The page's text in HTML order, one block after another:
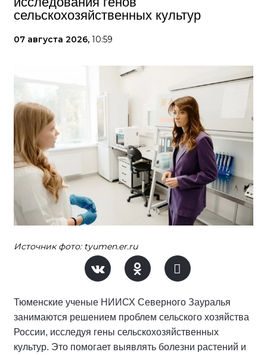
сельскохозяйственных культур
07 августа 2026, 10:59
Источник фото: tyumen.er.ru
Тюменские ученые НИИСХ Северного Зауралья
занимаются решением проблем сельского хозяйства
России, исследуя гены сельскохозяйственных
культур. Это помогает выявлять болезни растений и